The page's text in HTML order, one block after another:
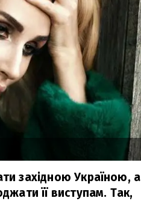
західною Україною, а
її виступам. Так,